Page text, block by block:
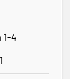
4